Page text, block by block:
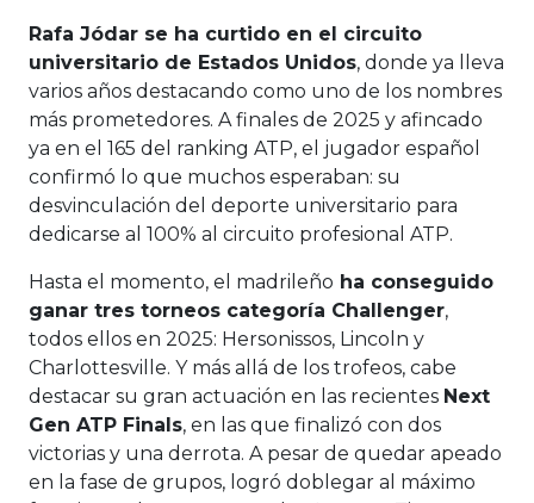
Rafa Jódar se ha curtido en el circuito
universitario de Estados Unidos, donde ya lleva
varios años destacando como uno de los nombres
más prometedores. A finales de 2025 y afincado
ya en el 165 del ranking ATP, el jugador español
confirmó lo que muchos esperaban: su
desvinculación del deporte universitario para
dedicarse al 100% al circuito profesional ATP.
Hasta el momento, el madrileño ha conseguido
ganar tres torneos categoría Challenger,
todos ellos en 2025: Hersonissos, Lincoln y
Charlottesville. Y más allá de los trofeos, cabe
destacar su gran actuación en las recientes Next
Gen ATP Finals, en las que finalizó con dos
victorias y una derrota. A pesar de quedar apeado
en la fase de grupos, logró doblegar al máximo